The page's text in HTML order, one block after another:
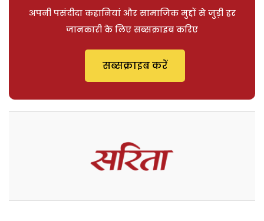
अपनी पसंदीदा कहानियां और सामाजिक मुद्दों से जुड़ी हर
जानकारी के लिए सब्सक्राइब करिए
सब्सक्राइब करें